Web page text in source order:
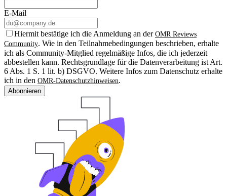
E-Mail
Hiermit bestätige ich die Anmeldung an der OMR Reviews
Community. Wie in den Teilnahmebedingungen beschrieben, erhalte
ich als Community-Mitglied regelmäßige Infos, die ich jederzeit
abbestellen kann. Rechtsgrundlage für die Datenverarbeitung ist Art.
6 Abs. 1 S. 1 lit. b) DSGVO. Weitere Infos zum Datenschutz erhalte
ich in den OMR-Datenschutzhinweisen.
Abonnieren